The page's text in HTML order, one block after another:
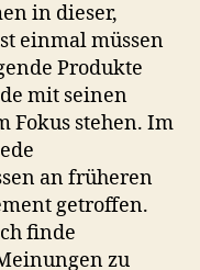
in dieser,
einmal müssen
Produkte
mit seinen
Fokus stehen. Im
an früheren
getroffen.
finde
zu